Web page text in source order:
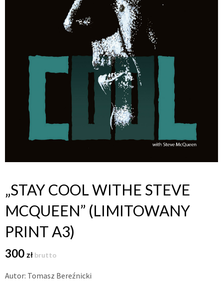
„STAY COOL WITHE STEVE
MCQUEEN” (LIMITOWANY
PRINT A3)
300 zł brutto
Autor: Tomasz Bereźnicki